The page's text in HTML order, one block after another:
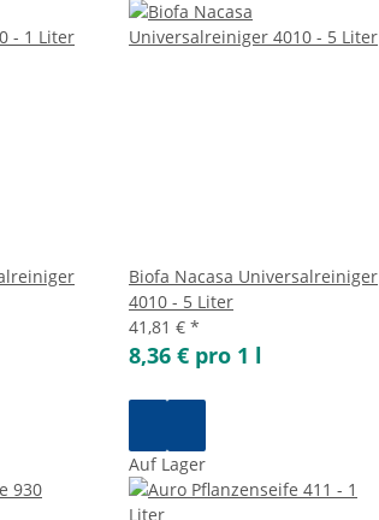
Biofa Nacasa Universalreiniger
4010 - 5 Liter
41,81 € *
8,36 € pro 1 l
Auf Lager